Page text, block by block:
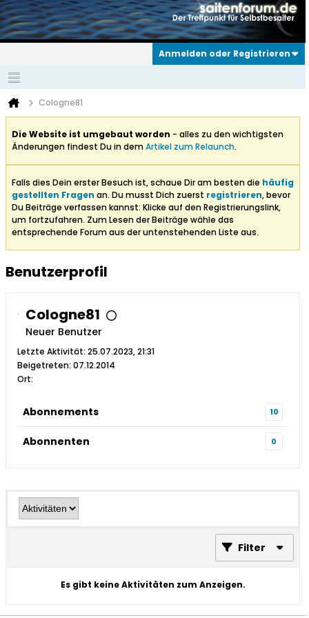
Anmelden oder Registrieren
Cologne81
Die Website ist umgebaut worden - alles zu den wichtigsten
Änderungen findest Du in demArtikel zum Relaunch.
Falls dies Dein erster Besuch ist, schaue Dir am besten die häufig
gestellten Fragen an. Du musst Dich zuerst registrieren, bevor
Du Beiträge verfassen kannst: Klicke auf den Registrierungslink,
um fortzufahren. Zum Lesen der Beiträge wähle das
entsprechende Forum aus der untenstehenden Liste aus.
Benutzerprofil
Cologne81
Neuer Benutzer
Letzte Aktivität: 25.07.2023, 21:31
Beigetreten: 07.12.2014
Ort:
Abonnements 10
Abonnenten 0
Filter
Es gibt keine Aktivitäten zum Anzeigen.